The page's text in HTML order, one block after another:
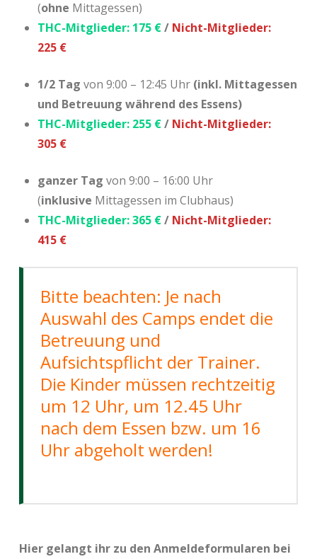
(ohne Mittagessen)
THC-Mitglieder: 175 €/ Nicht-Mitglieder:
225 €
1/2 Tagvon 9:00 – 12:45 Uhr (inkl. Mittagessen
und Betreuung während des Essens)
THC-Mitglieder: 255 €/ Nicht-Mitglieder:
305 €
ganzer Tag von 9:00 – 16:00 Uhr
(inklusive Mittagessen im Clubhaus)
THC-Mitglieder: 365 €/ Nicht-Mitglieder:
415 €
Bitte beachten: Je nach
Auswahl des Camps endet die
Betreuung und
Aufsichtspflicht der Trainer.
Die Kinder müssen rechtzeitig
um 12 Uhr, um 12.45 Uhr
nach dem Essen bzw. um 16
Uhr abgeholt werden!
Hier gelangt ihr zu den Anmeldeformularen bei